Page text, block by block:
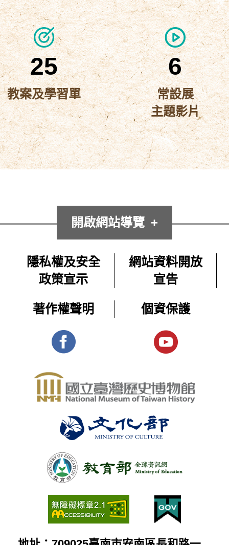
25
教案及學習單
6
常設展
主題影片
開啟網站導覽
隱私權及安全
政策宣示
網站資料開放
宣告
著作權聲明 個資保護